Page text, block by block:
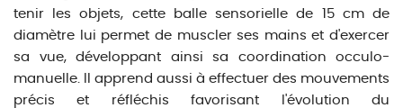
tenir les objets, cette balle sensorielle de 15 cm de
diamètre lui permet de muscler ses mains et d'exercer
sa vue, développant ainsi sa coordination occulo-
manuelle. Il apprend aussi à effectuer des mouvements
précis et réfléchis favorisant l'évolution du